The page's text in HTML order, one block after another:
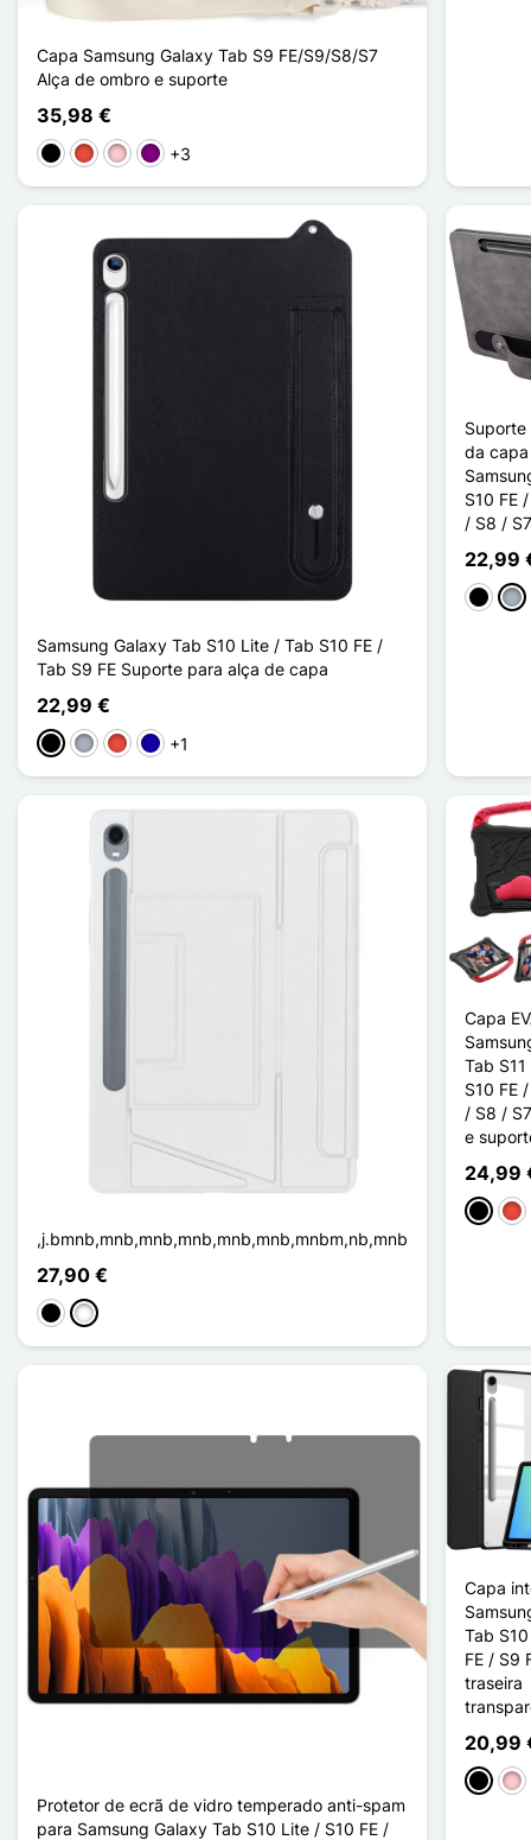
Capa Samsung Galaxy Tab S9 FE/S9/S8/S7
Alça de ombro e suporte
35,98 €
PretoVermelho
RosaPúrpura
+3
Samsung Galaxy Tab S10 Lite / Tab S10 FE /
Tab S9 FE Suporte para alça de capa
22,99 €
PretoCinzentoVermelhoAzul Escuro
+1
da
S10 FE
/ S8 / S7
22,99
Preto
,j.bmnb,mnb,mnb,mnb,mnb,mnb,mnbm,nb,mnb
27,90 €
PretoBranco
Capa
Tab
S10 FE
/ S8 /
e
24,99
Preto
Protetor de ecrã de vidro temperado anti-spam
para Samsung Galaxy Tab S10 Lite / S10 FE /
Capa
Tab
FE / S9
traseira
20,99
Preto